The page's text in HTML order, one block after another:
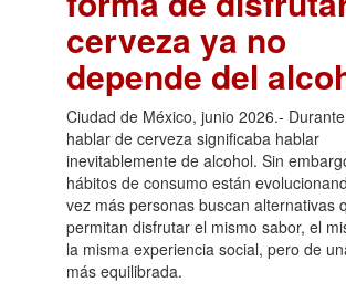
cerveza ya no
depende del
Ciudad de México, junio 2026.-
hablar de cerveza significaba hablar
inevitablemente de alcohol. Sin
hábitos de consumo están
vez más personas buscan alternativas
permitan disfrutar el mismo sabor, el
la misma experiencia social, pero de
más equilibrada.